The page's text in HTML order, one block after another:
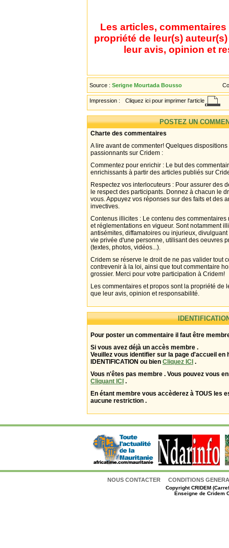
Les articles,
propriété de leur(s)
leur avis, opinion et
Source : Serigne Mourtada Bousso
Impression : Cliquez ici pour imprimer l'article
POSTEZ UN
Charte des commentaires
A lire avant de commenter! Quelques
passionnants sur Cridem :
Commentez pour enrichir : Le but des
enrichissants à partir des articles publiés sur
Respectez vos interlocuteurs : Pour assurer des
le respect des participants. Donnez à chacun le
vous. Appuyez vos réponses sur des faits et des
invectives.
Contenus illicites : Le contenu des
et réglementations en vigueur. Sont notamment
antisémites, diffamatoires ou injurieux,
vie privée d'une personne, utilisant des oeuvres
(textes, photos, vidéos...).
Cridem se réserve le droit de ne pas valider tout
contrevenir à la loi, ainsi que tout commentaire
grossier. Merci pour votre participation à Cridem!
Les commentaires et propos sont la propriété de
que leur avis, opinion et responsabilité.
Pour poster un commentaire il faut être
Si vous avez déjà un accès membre .
Veuillez vous identifier sur la page d'accueil en
IDENTIFICATION ou bien Cliquez ICI .
Vous n'êtes pas membre . Vous pouvez vous
Cliquant ICI .
En étant membre vous accèderez à TOUS les
aucune restriction .
NOUS CONTACTER CONDITIONS
CopyrightCRIDEM
Enseigne de Cridem